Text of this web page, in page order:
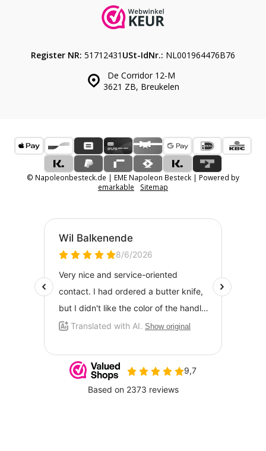
De Corridor 12-M
3621 ZB, Breukelen
Register NR: 51712431 USt-IdNr.: NL001964476B76
© Napoleonbesteck.de | EME Napoleon Besteck | Powered by
emarkable
Sitemap